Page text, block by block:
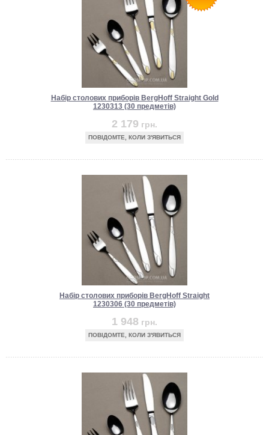
Набір столових приборів BergHoff Straight Gold
1230313 (30 предметів)
2 179 грн.
ПОВІДОМТЕ, КОЛИ З'ЯВИТЬСЯ
Набір столових приборів BergHoff Straight
1230306 (30 предметів)
1 948 грн.
ПОВІДОМТЕ, КОЛИ З'ЯВИТЬСЯ